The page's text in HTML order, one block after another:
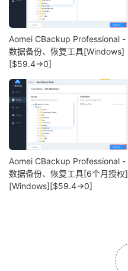
Aomei CBackup Professional -
数据备份、恢复工具[Windows]
[$59.4→0]
Aomei CBackup Professional -
数据备份、恢复工具[6个月授权]
[Windows][$59.4→0]